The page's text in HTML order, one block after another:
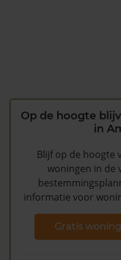
Op de hoogte
in
Blijf op de hoogte
woningen in de
informatie voor
Gratis